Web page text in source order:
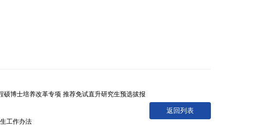
硕博士培养改革专项 推荐免试直升研究生预选拔报
工作办法
返回列表